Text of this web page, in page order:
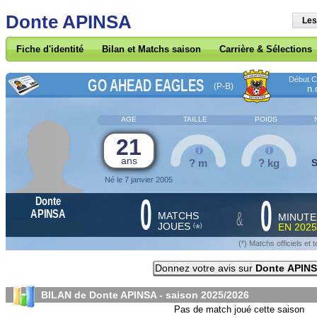
Donte APINSA
Fiche d'identité Bilan et Matchs saison Carrière & Sélections
GO AHEAD EAGLES (P-B)
Début
AGE TAILLE POIDS
21
ans
Né le 7 janvier 2005
? m ? kg
Donte
APINSA
0 MATCHS
JOUES (*) & 0
EN
(*) Matchs officiels et
Donnez votre avis sur Donte
BILAN de Donte APINSA - saison 2025/2026
Pas de match joué cette saison